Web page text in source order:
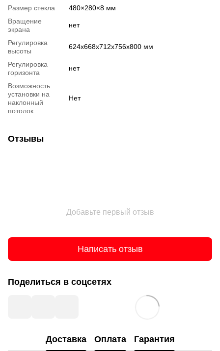
Размер стекла
480×280×8 мм
Вращение
экрана
нет
Регулировка
высоты
624х668х712х756х800 мм
Регулировка
горизонта
нет
Возможность
установки на
наклонный
потолок
Нет
Отзывы
Добавьте первый отзыв
Написать отзыв
Поделиться в соцсетях
Доставка Оплата Гарантия